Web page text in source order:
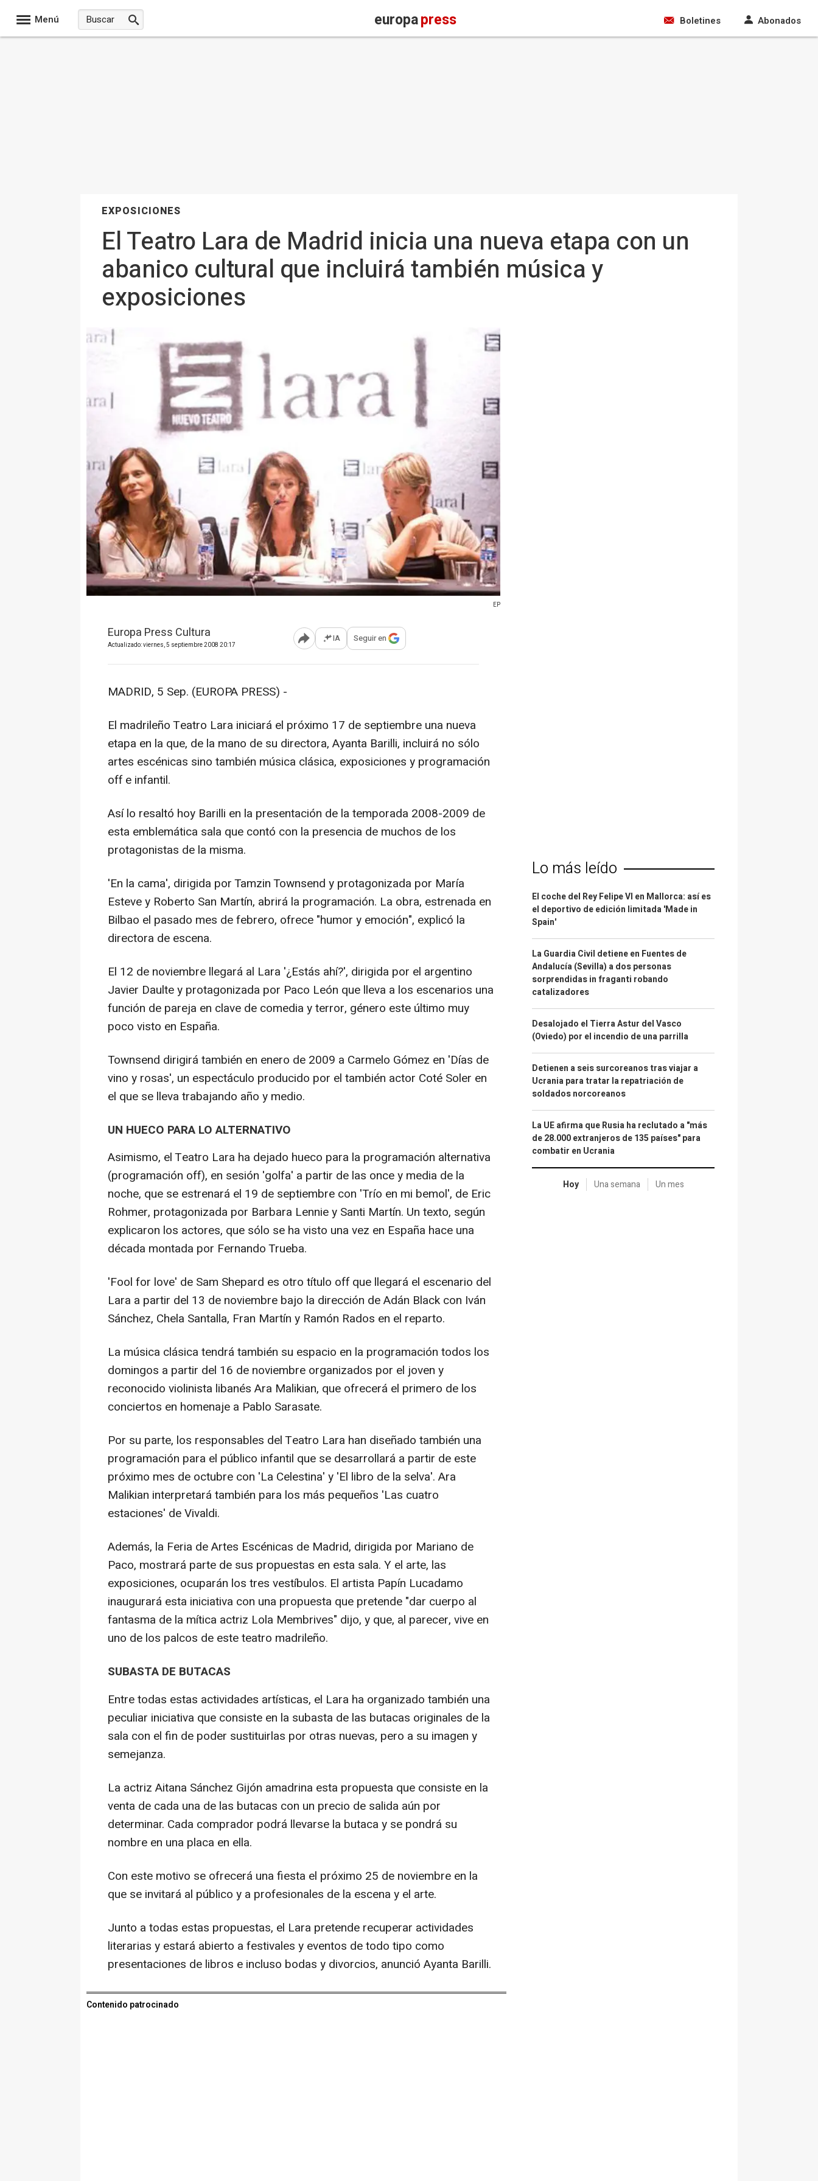
Menú europapress Boletines Abonados
EXPOSICIONES
El Teatro Lara de Madrid inicia una nueva etapa con un
abanico cultural que incluirá también música y
exposiciones
EP
Europa Press Cultura
Actualizado: viernes, 5 septiembre 2008 20:17 Abrir opciones para compartir
IA Seguir en
MADRID, 5 Sep. (EUROPA PRESS) -
El madrileño Teatro Lara iniciará el próximo 17 de septiembre una nueva
etapa en la que, de la mano de su directora, Ayanta Barilli, incluirá no sólo
artes escénicas sino también música clásica, exposiciones y programación
off e infantil.
Así lo resaltó hoy Barilli en la presentación de la temporada 2008-2009 de
esta emblemática sala que contó con la presencia de muchos de los
protagonistas de la misma.
'En la cama', dirigida por Tamzin Townsend y protagonizada por María
Esteve y Roberto San Martín, abrirá la programación. La obra, estrenada en
Bilbao el pasado mes de febrero, ofrece "humor y emoción", explicó la
directora de escena.
El 12 de noviembre llegará al Lara '¿Estás ahí?', dirigida por el argentino
Javier Daulte y protagonizada por Paco León que lleva a los escenarios una
función de pareja en clave de comedia y terror, género este último muy
poco visto en España.
Townsend dirigirá también en enero de 2009 a Carmelo Gómez en 'Días de
vino y rosas', un espectáculo producido por el también actor Coté Soler en
el que se lleva trabajando año y medio.
UN HUECO PARA LO ALTERNATIVO
Asimismo, el Teatro Lara ha dejado hueco para la programación alternativa
(programación off), en sesión 'golfa' a partir de las once y media de la
noche, que se estrenará el 19 de septiembre con 'Trío en mi bemol', de Eric
Rohmer, protagonizada por Barbara Lennie y Santi Martín. Un texto, según
explicaron los actores, que sólo se ha visto una vez en España hace una
década montada por Fernando Trueba.
'Fool for love' de Sam Shepard es otro título off que llegará el escenario del
Lara a partir del 13 de noviembre bajo la dirección de Adán Black con Iván
Sánchez, Chela Santalla, Fran Martín y Ramón Rados en el reparto.
La música clásica tendrá también su espacio en la programación todos los
domingos a partir del 16 de noviembre organizados por el joven y
reconocido violinista libanés Ara Malikian, que ofrecerá el primero de los
conciertos en homenaje a Pablo Sarasate.
Por su parte, los responsables del Teatro Lara han diseñado también una
programación para el público infantil que se desarrollará a partir de este
próximo mes de octubre con 'La Celestina' y 'El libro de la selva'. Ara
Malikian interpretará también para los más pequeños 'Las cuatro
estaciones' de Vivaldi.
Además, la Feria de Artes Escénicas de Madrid, dirigida por Mariano de
Paco, mostrará parte de sus propuestas en esta sala. Y el arte, las
exposiciones, ocuparán los tres vestíbulos. El artista Papín Lucadamo
inaugurará esta iniciativa con una propuesta que pretende "dar cuerpo al
fantasma de la mítica actriz Lola Membrives" dijo, y que, al parecer, vive en
uno de los palcos de este teatro madrileño.
SUBASTA DE BUTACAS
Entre todas estas actividades artísticas, el Lara ha organizado también una
peculiar iniciativa que consiste en la subasta de las butacas originales de la
sala con el fin de poder sustituirlas por otras nuevas, pero a su imagen y
semejanza.
La actriz Aitana Sánchez Gijón amadrina esta propuesta que consiste en la
venta de cada una de las butacas con un precio de salida aún por
determinar. Cada comprador podrá llevarse la butaca y se pondrá su
nombre en una placa en ella.
Con este motivo se ofrecerá una fiesta el próximo 25 de noviembre en la
que se invitará al público y a profesionales de la escena y el arte.
Junto a todas estas propuestas, el Lara pretende recuperar actividades
literarias y estará abierto a festivales y eventos de todo tipo como
presentaciones de libros e incluso bodas y divorcios, anunció Ayanta Barilli.
Contenido patrocinado
Lo más leído
El coche del Rey Felipe VI en Mallorca: así es
el deportivo de edición limitada 'Made in
Spain'
La Guardia Civil detiene en Fuentes de
Andalucía (Sevilla) a dos personas
sorprendidas in fraganti robando
catalizadores
Desalojado el Tierra Astur del Vasco
(Oviedo) por el incendio de una parrilla
Detienen a seis surcoreanos tras viajar a
Ucrania para tratar la repatriación de
soldados norcoreanos
La UE afirma que Rusia ha reclutado a "más
de 28.000 extranjeros de 135 países" para
combatir en Ucrania
Hoy Una semana Un mes